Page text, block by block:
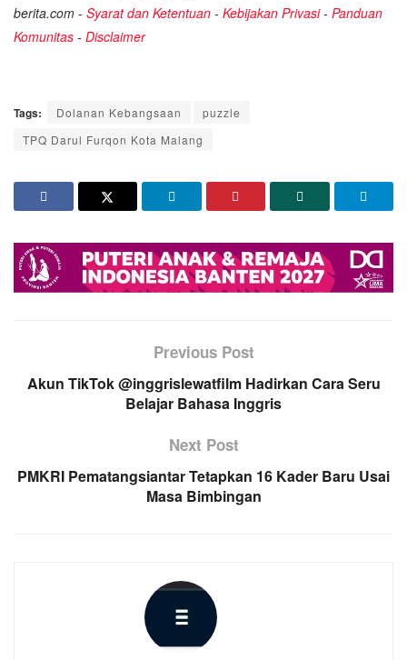
berita.com - Syarat dan Ketentuan - Kebijakan Privasi- Panduan
Komunitas - Disclaimer
Tags: Dolanan Kebangsaan
puzzle
TPQ Darul Furqon Kota Malang
Previous Post
Akun TikTok @inggrislewatfilm Hadirkan Cara Seru
Belajar Bahasa Inggris
Next Post
PMKRI Pematangsiantar Tetapkan 16 Kader Baru Usai
Masa Bimbingan